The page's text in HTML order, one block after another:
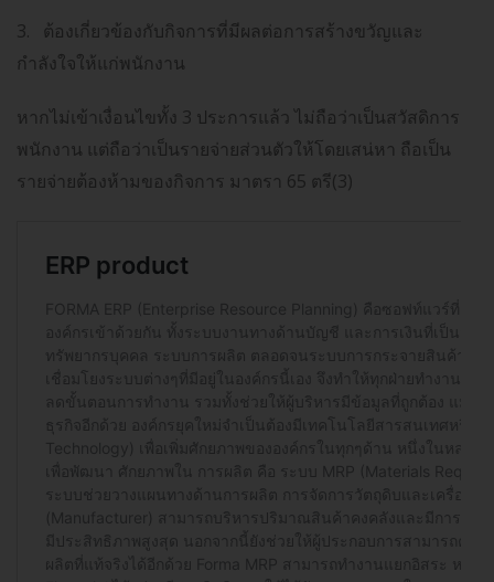
3. ต้องเกี่ยวข้องกับกิจการที่มีผลต่อการสร้างขวัญและ
กำลังใจให้แก่พนักงาน
หากไม่เข้าเงื่อนไขทั้ง 3 ประการแล้ว ไม่ถือว่าเป็นสวัสดิการ
พนักงาน แต่ถือว่าเป็นรายจ่ายส่วนตัวให้โดยเสน่หา ถือเป็น
รายจ่ายต้องห้ามของกิจการ มาตรา 65 ตรี(3)